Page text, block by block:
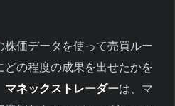
価データを使って売買ルー
どの程度の成果を出せたかを
マネックストレーダーは、マ